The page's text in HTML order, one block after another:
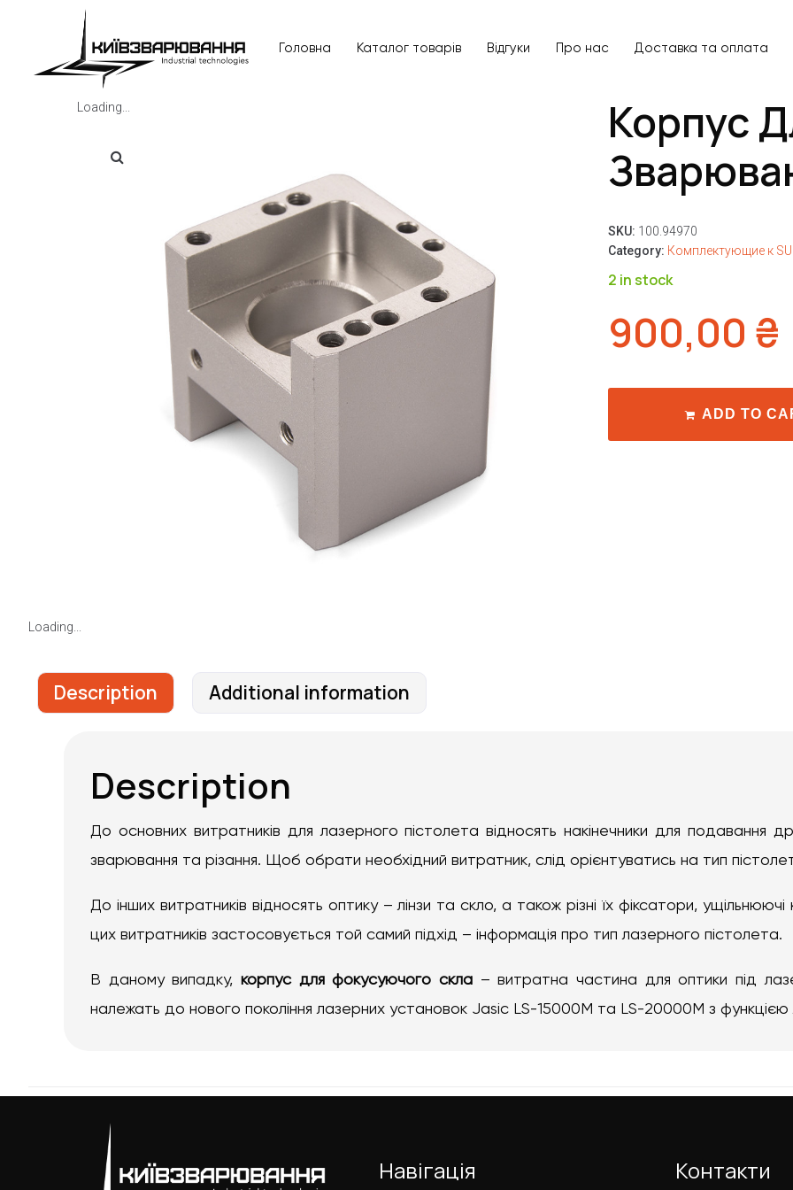
Головна Каталог товарів Відгуки Про нас Доставка та оплата
Loading...
Корпус
SKU: 100.94970
Category: Комплектующие к
2 in stock
900,00 ₴
ADD TO
Loading...
Description Additional information
Description
До основних витратників для лазерного пістолета відносять накінечники для подавання
зварювання та різання. Щоб обрати необхідний витратник, слід орієнтуватись на тип
До інших витратників відносять оптику – лінзи та скло, а також різні їх фіксатори,
цих витратників застосовується той самий підхід – інформація про тип лазерного пістолета.
В даному випадку, корпус для фокусуючого скла – витратна частина для оптики під
належать до нового покоління лазерних установок Jasic LS-15000M та LS-20000M з
Навігація Контакти
Головна
Каталог товарів
Доставка та оплата
Повернення та обмін